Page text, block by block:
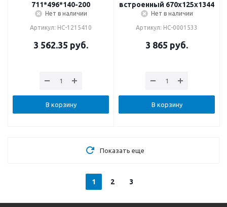
711*496*140-200
Нет в наличии
Артикул: НС-1215410
3 562.35 руб.
В корзину
встроенный 670х125х1344
Нет в наличии
Артикул: НС-0001533
3 865 руб.
В корзину
Показать еще
1 2 3